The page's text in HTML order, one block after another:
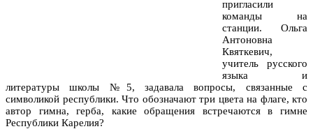
пригласили
команды на
станции. Ольга
Антоновна
Квяткевич,
учитель русского
языка и
литературы школы №5, задавала вопросы, связанные с
символикой республики. Что обозначают три цвета на флаге, кто
автор гимна, герба, какие обращения встречаются в гимне
Республики Карелия?